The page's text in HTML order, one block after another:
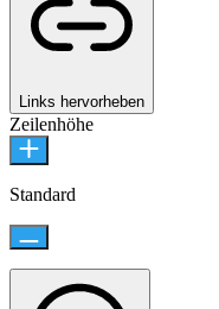
Links hervorheben
Zeilenhöhe
Standard